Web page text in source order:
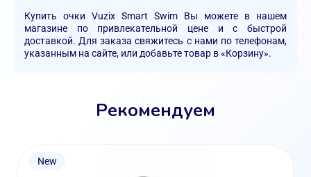
Купить очки Vuzix Smart Swim Вы можете в нашем
магазине по привлекательной цене и с быстрой
доставкой. Для заказа свяжитесь с нами по телефонам,
указанным на сайте, или добавьте товар в «Корзину».
Рекомендуем
New